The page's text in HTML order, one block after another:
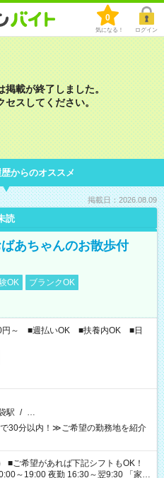
0
気になる！ ログイン
載が終了しました。
セスしてください。
からのオススメ
掲載日：2026.08.09
読
あちゃんのお散歩付
OK
ブランクOK
円～ ■週払いOK ■扶養内OK ■日
駅 / …
30分以内！≫ご希望の勤務地を紹介
19:00 夜勤 16:30～翌9:30 「家族